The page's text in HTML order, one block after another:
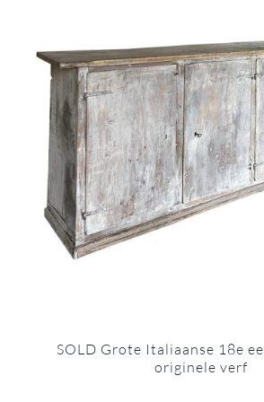
SOLD Grote Italiaanse 18e
originele verf